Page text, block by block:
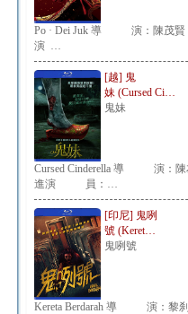
Po · Dei Juk 導 演：陳茂賢
演 …
[越] 鬼
妹 (Cursed Ci…
鬼妹
Cursed Cinderella 導 演：陳
進演 員：…
[印尼] 鬼咧
號 (Keret…
鬼咧號
Kereta Berdarah 導 演：黎刹